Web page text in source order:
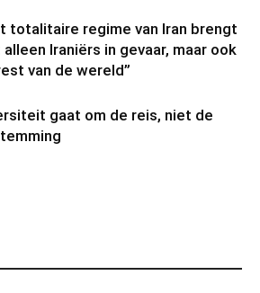
totalitaire regime van Iran brengt
alleen Iraniërs in gevaar, maar ook
van de wereld”
gaat om de reis, niet de